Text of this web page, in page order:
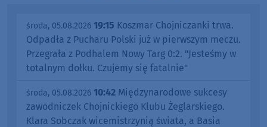
środa, 05.08.2026 19:15 Koszmar Chojniczanki trwa.
Odpadła z Pucharu Polski już w pierwszym meczu.
Przegrała z Podhalem Nowy Targ 0:2. "Jesteśmy w
totalnym dołku. Czujemy się fatalnie"
środa, 05.08.2026 10:42 Międzynarodowe sukcesy
zawodniczek Chojnickiego Klubu Żeglarskiego.
Klara Sobczak wicemistrzynią świata, a Basia